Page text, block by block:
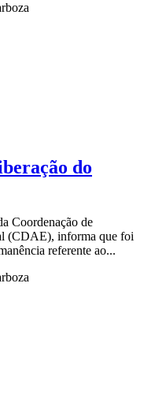
do
Coordenação de
(CDAE), informa que foi
referente ao...